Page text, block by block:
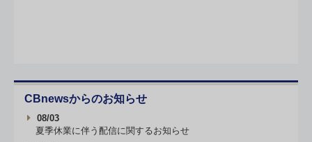
CBnewsからのお知らせ
08/03
夏季休業に伴う配信に関するお知らせ